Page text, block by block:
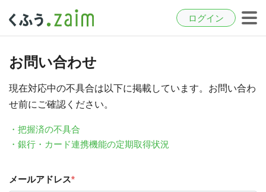
ログイン
お問い合わせ
現在対応中の不具合は以下に掲載しています。お問い合わ
せ前にご確認ください。
・把握済の不具合
・銀行・カード連携機能の定期取得状況
メールアドレス*